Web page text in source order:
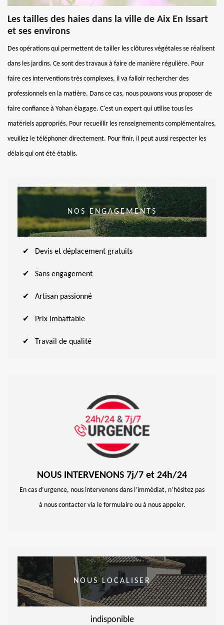
Les tailles des haies dans la ville de Aix En Issart
et ses environs
Des opérations qui permettent de tailler les clôtures végétales se réalisent
dans les jardins. Ce sont des travaux à faire de manière régulière. Pour
faire ces interventions très complexes, il va falloir rechercher des
professionnels en la matière. Dans ce cas, nous pouvons vous proposer de
faire confiance à Yohan élagage. C'est un expert qui utilise tous les
matériels appropriés. Pour recueillir les renseignements complémentaires,
veuillez le téléphoner directement. Pour finir, il peut aussi respecter les
délais qui ont été établis.
NOS ENGAGEMENTS
Devis et déplacement gratuits
Sans engagement
Artisan passionné
Prix imbattable
Travail de qualité
NOUS INTERVENONS 7j/7 et 24h/24
En cas d’urgence, nous intervenons dans l’immédiat, n’hésitez pas
à nous contacter via le formulaire ou à nous appeler.
NOUS LOCALISER
indisponible